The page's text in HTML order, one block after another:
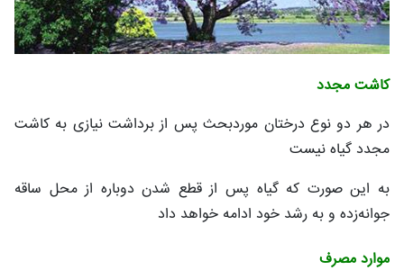
کاشت مجدد
در هر دو نوع درختان موردبحث پس از برداشت نیازی به کاشت
مجدد گیاه نیست
به این صورت که گیاه پس از قطع شدن دوباره از محل ساقه
جوانه‌زده و به رشد خود ادامه خواهد داد
موارد مصرف